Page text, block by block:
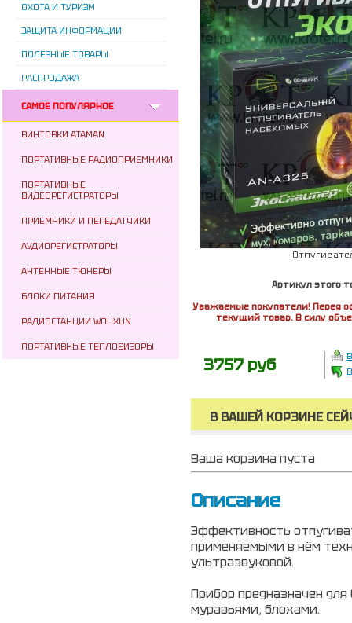
ОХОТА И ТУРИЗМ
ЗАЩИТА ИНФОРМАЦИИ
ПОЛЕЗНЫЕ ТОВАРЫ
РАСПРОДАЖА
САМОЕ ПОПУЛЯРНОЕ
ВИНТОВКИ ATAMAN
ПОРТАТИВНЫЕ РАДИОПРИЕМНИКИ
ПОРТАТИВНЫЕ
ВИДЕОРЕГИСТРАТОРЫ
ПРИЕМНИКИ И ПЕРЕДАТЧИКИ
АУДИОРЕГИСТРАТОРЫ
АНТЕННЫЕ ТЮНЕРЫ
БЛОКИ ПИТАНИЯ
РАДИОСТАНЦИИ WOUXUN
ПОРТАТИВНЫЕ ТЕПЛОВИЗОРЫ
Артикул этого
Уважаемые покупатели! Перед
текущий товар. В силу
3757 руб
В ВАШЕЙ КОРЗИНЕ
Ваша корзина пуста
Описание
Эффективность
применяемыми в нём
ультразвуковой.
Прибор предназначен
муравьями, блохами.